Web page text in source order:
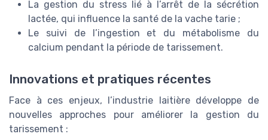
La gestion du stress lié à l’arrêt de la sécrétion
lactée, qui influence la santé de la vache tarie ;
Le suivi de l’ingestion et du métabolisme du
calcium pendant la période de tarissement.
Innovations et pratiques récentes
Face à ces enjeux, l’industrie laitière développe de
nouvelles approches pour améliorer la gestion du
tarissement :